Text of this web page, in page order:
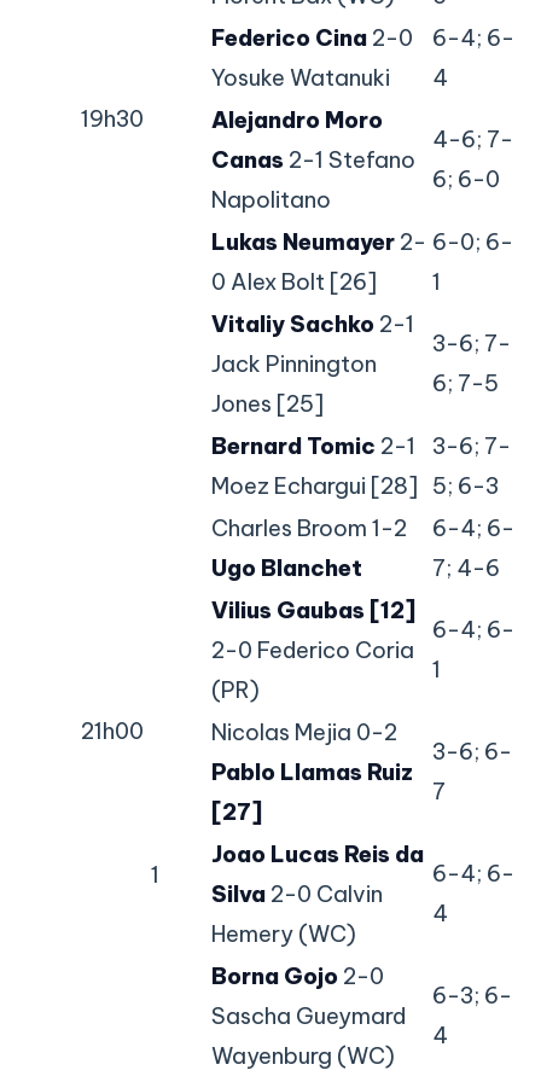
1
19h30
Federico Cina 2-0
Yosuke Watanuki
6-4; 6-
4
Alejandro Moro
Canas 2-1 Stefano
Napolitano
4-6; 7-
6; 6-0
Lukas Neumayer 2-
0 Alex Bolt [26]
6-0; 6-
1
Vitaliy Sachko 2-1
Jack Pinnington
Jones [25]
3-6; 7-
6; 7-5
Bernard Tomic 2-1
Moez Echargui [28]
3-6; 7-
5; 6-3
21h00
Charles Broom 1-2
Ugo Blanchet
6-4; 6-
7; 4-6
Vilius Gaubas [12]
2-0 Federico Coria
(PR)
6-4; 6-
1
Nicolas Mejia 0-2
Pablo Llamas Ruiz
[27]
3-6; 6-
7
Joao Lucas Reis da
Silva 2-0 Calvin
Hemery (WC)
6-4; 6-
4
Borna Gojo 2-0
Sascha Gueymard
Wayenburg (WC)
6-3; 6-
4